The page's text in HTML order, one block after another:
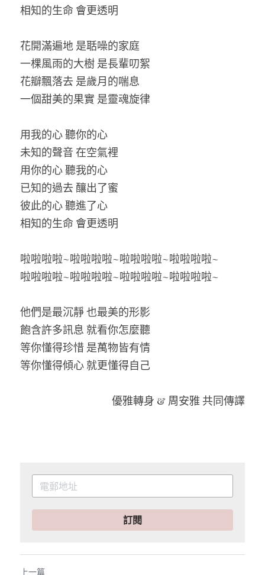
相知的生命 會更透明
花開滿遍地 是聒噪的家庭
一棵風雨的大樹 是長輩叨絮
花瓣飄落去 是歲月的喘息
一個甜美的果實 是靈魂旋律
用我的心 聽你的心
未知的聲音 在空氣裡
用你的心 聽我的心
已知的過去 釀出了蜜
彼此的心 聽進了心
相知的生命 會更透明
啦啦啦啦~啦啦啦啦~啦啦啦啦~啦啦啦啦~
啦啦啦啦~啦啦啦啦~啦啦啦啦~啦啦啦啦~
他們是最沉靜 也最美的形影
飽含許多訊息 就看你怎麼聽
等你懂得珍惜 是萬物皆有情
等你懂得傾心 就更懂得自己
優雅轉身 & 周安雅 共同傳譯
訂閱
上一篇